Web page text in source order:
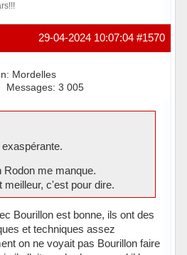
#1570
29-04-2024 10:07:04
Mordelles
Messages: 3 005
Rodon me manque.
meilleur, c'est pour dire.
Bourillon est bonne, ils ont des
et techniques assez
on ne voyait pas Bourillon faire